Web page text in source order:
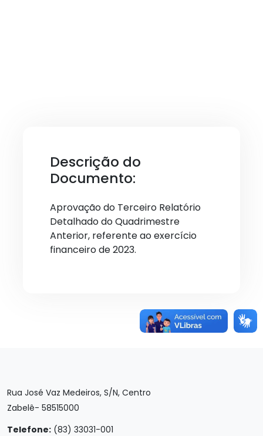
Descrição do
Documento:
Aprovação do Terceiro Relatório
Detalhado do Quadrimestre
Anterior, referente ao exercício
financeiro de 2023.
Rua José Vaz Medeiros, S/N, Centro
Zabelê- 58515000
Telefone: (83) 33031-001